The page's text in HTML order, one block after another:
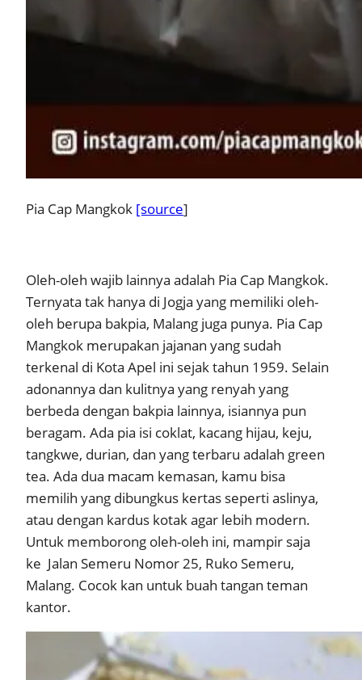
Pia Cap Mangkok [source]
Oleh-oleh wajib lainnya adalah Pia Cap Mangkok.
Ternyata tak hanya di Jogja yang memiliki oleh-
oleh berupa bakpia, Malang juga punya. Pia Cap
Mangkok merupakan jajanan yang sudah
terkenal di Kota Apel ini sejak tahun 1959. Selain
adonannya dan kulitnya yang renyah yang
berbeda dengan bakpia lainnya, isiannya pun
beragam. Ada pia isi coklat, kacang hijau, keju,
tangkwe, durian, dan yang terbaru adalah green
tea. Ada dua macam kemasan, kamu bisa
memilih yang dibungkus kertas seperti aslinya,
atau dengan kardus kotak agar lebih modern.
Untuk memborong oleh-oleh ini, mampir saja
ke Jalan Semeru Nomor 25, Ruko Semeru,
Malang. Cocok kan untuk buah tangan teman
kantor.